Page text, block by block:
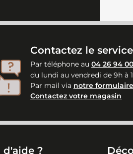
Contactez le
Par téléphone au 04 26 94
du lundi au vendredi de 9h à
Par mail via notre
Contactez votre magasin
d'aide ?